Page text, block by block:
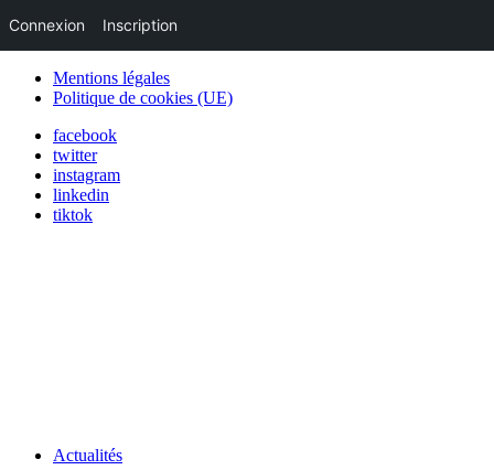
Mentions légales
Politique de cookies (UE)
facebook
twitter
instagram
linkedin
tiktok
Actualités
Connexion Inscription